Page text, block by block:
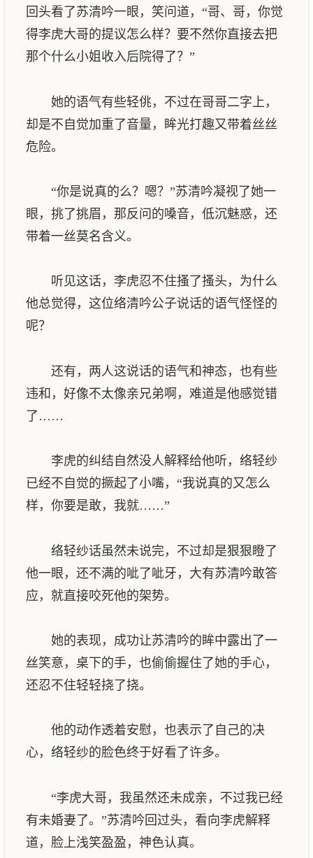
回头看了苏清吟一眼，笑问道，“哥、哥，你觉
得李虎大哥的提议怎么样？要不然你直接去把
那个什么小姐收入后院得了？”
她的语气有些轻佻，不过在哥哥二字上，
却是不自觉加重了音量，眸光打趣又带着丝丝
危险。
“你是说真的么？嗯？”苏清吟凝视了她一
眼，挑了挑眉，那反问的嗓音，低沉魅惑，还
带着一丝莫名含义。
听见这话，李虎忍不住搔了搔头，为什么
他总觉得，这位络清吟公子说话的语气怪怪的
呢？
还有，两人这说话的语气和神态，也有些
违和，好像不太像亲兄弟啊，难道是他感觉错
了……
李虎的纠结自然没人解释给他听，络轻纱
已经不自觉的撅起了小嘴，“我说真的又怎么
样，你要是敢，我就……”
络轻纱话虽然未说完，不过却是狠狠瞪了
他一眼，还不满的呲了呲牙，大有苏清吟敢答
应，就直接咬死他的架势。
她的表现，成功让苏清吟的眸中露出了一
丝笑意，桌下的手，也偷偷握住了她的手心，
还忍不住轻轻挠了挠。
他的动作透着安慰，也表示了自己的决
心，络轻纱的脸色终于好看了许多。
“李虎大哥，我虽然还未成亲，不过我已经
有未婚妻了。”苏清吟回过头，看向李虎解释
道，脸上浅笑盈盈，神色认真。